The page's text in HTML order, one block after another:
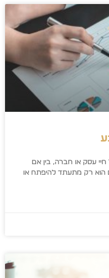
חיי עסק או חברה, בין אם
הוא רק מתעתד להיפתח או